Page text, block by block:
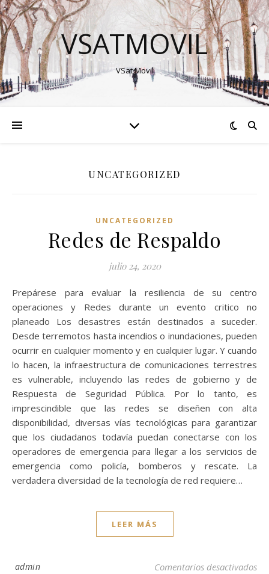
VSATMOVIL
VSat Movil
UNCATEGORIZED
UNCATEGORIZED
Redes de Respaldo
julio 24, 2020
Prepárese para evaluar la resiliencia de su centro
operaciones y Redes durante un evento critico no
planeado Los desastres están destinados a suceder.
Desde terremotos hasta incendios o inundaciones, pueden
ocurrir en cualquier momento y en cualquier lugar. Y cuando
lo hacen, la infraestructura de comunicaciones terrestres
es vulnerable, incluyendo las redes de gobierno y de
Respuesta de Seguridad Pública. Por lo tanto, es
imprescindible que las redes se diseñen con alta
disponibilidad, diversas vías tecnológicas para garantizar
que los ciudadanos todavía puedan conectarse con los
operadores de emergencia para llegar a los servicios de
emergencia como policía, bomberos y rescate. La
verdadera diversidad de la tecnología de red requiere…
LEER MÁS
admin Comentarios desactivadosen